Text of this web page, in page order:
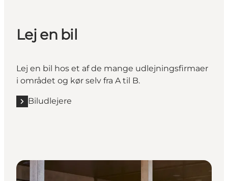
Lej en bil
Lej en bil hos et af de mange udlejningsfirmaer
i området og kør selv fra A til B.
Biludlejere